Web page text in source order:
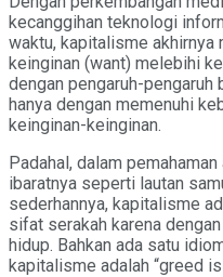
kecanggihan teknologi
waktu, kapitalisme akhirnya
keinginan (want) melebihi
dengan pengaruh-pengaruh
hanya dengan memenuhi
keinginan-keinginan.
Padahal, dalam
ibaratnya seperti lautan
sederhannya, kapitalisme
sifat serakah karena
hidup. Bahkan ada satu
kapitalisme adalah “greed